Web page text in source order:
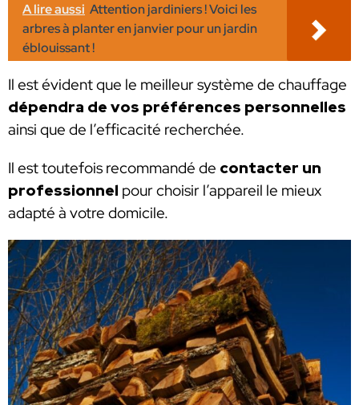
A lire aussi Attention jardiniers ! Voici les
arbres à planter en janvier pour un jardin
éblouissant !
Il est évident que le meilleur système de chauffage
dépendra de vos préférences personnelles
ainsi que de l’efficacité recherchée.
Il est toutefois recommandé de contacter un
professionnel pour choisir l’appareil le mieux
adapté à votre domicile.